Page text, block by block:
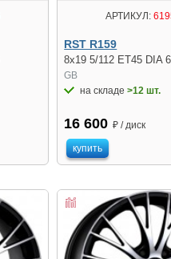
АРТИКУЛ:
RST R159
8x19 5/112 ET45 DIA
GB
на складе>12 шт.
16 600 ₽ / диск
купить